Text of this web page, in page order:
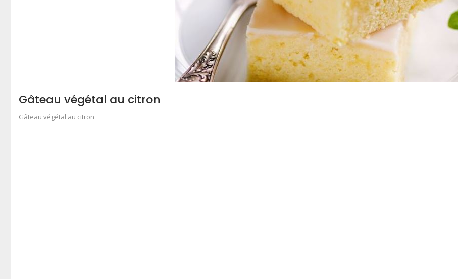
Gâteau végétal au citron
Gâteau végétal au citron